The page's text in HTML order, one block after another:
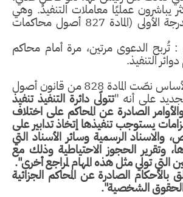
عمليًا معاملات التنفيذ. وهي
مرتبطة بمحاكم الدرجة الأولى (المادة 827 أصول محاكمات
تُربح الدعوى مرتين، مرة أمام محاكم
التنفيذ.
وعلى هذا الأساس نصّت المادة 828 من قانون أصول
على أنه "تتولّى دائرة التنفيذ تنفيذ
الصادرة عن المحاكم على اختلاف
يستوجب تنفيذها إتخاذ تدابير على
والاسناد الرسمية وسائر الأسناد التي
وتقرير الحجوز الاحتياطية وذلك مع
التي تولي مثل هذه المهام لمراجع أخرى".
بالأحكام الصادرة عن المحاكم الجزائية
الحقوق الشخصية".